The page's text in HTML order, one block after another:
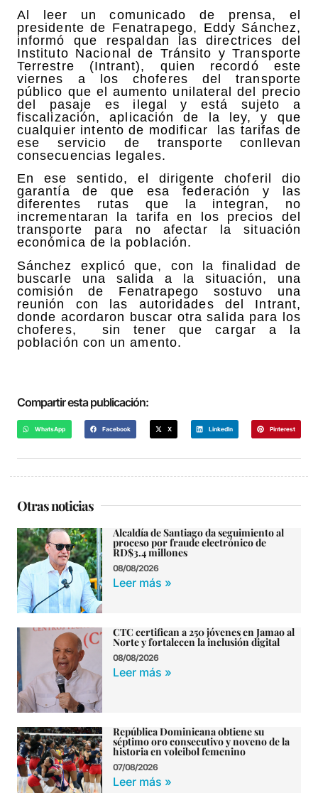
Al leer un comunicado de prensa, el
presidente de Fenatrapego, Eddy Sánchez,
informó que respaldan las directrices del
Instituto Nacional de Tránsito y Transporte
Terrestre (Intrant), quien recordó este
viernes a los choferes del transporte
público que el aumento unilateral del precio
del pasaje es ilegal y está sujeto a
fiscalización, aplicación de la ley, y que
cualquier intento de modificar las tarifas de
ese servicio de transporte conllevan
consecuencias legales.
En ese sentido, el dirigente choferil dio
garantía de que esa federación y las
diferentes rutas que la integran, no
incrementaran la tarifa en los precios del
transporte para no afectar la situación
económica de la población.
Sánchez explicó que, con la finalidad de
buscarle una salida a la situación, una
comisión de Fenatrapego sostuvo una
reunión con las autoridades del Intrant,
donde acordaron buscar otra salida para los
choferes, sin tener que cargar a la
población con un amento.
Compartir esta publicación:
WhatsApp Facebook X LinkedIn Pinterest
Otras noticias
Alcaldía de Santiago da seguimiento al
proceso por fraude electrónico de
RD$3.4 millones
08/08/2026
Leer más »
CTC certifican a 250 jóvenes en Jamao al
Norte y fortalecen la inclusión digital
08/08/2026
Leer más »
República Dominicana obtiene su
séptimo oro consecutivo y noveno de la
historia en voleibol femenino
07/08/2026
Leer más »